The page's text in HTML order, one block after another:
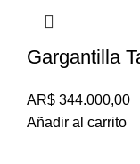
Gargantilla
AR$ 344.000,00
Añadir al carrito